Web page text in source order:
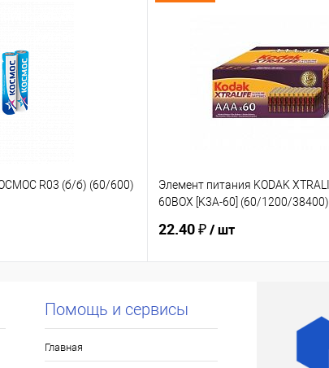
R03 (б/б) (60/600)
Элемент питания KODAK
60BOX [K3A-60] (60/1200/
22.40 ₽/ шт
Помощь и сервисы
Главная